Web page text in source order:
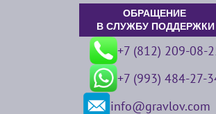
ОБРАЩЕНИЕ
В СЛУЖБУ ПОДДЕРЖКИ
+7 (812) 209-08-
+7 (993) 484-27-
info@gravlov.com